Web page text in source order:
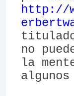
http://
no
la